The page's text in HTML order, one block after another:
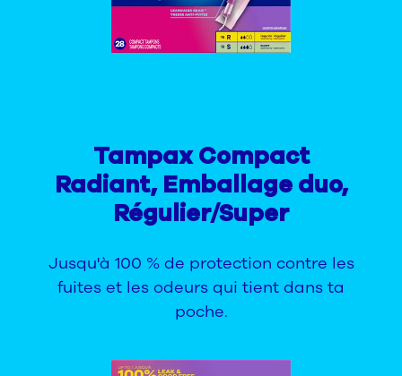
Tampax Compact
Radiant, Emballage duo,
Régulier/Super
Jusqu'à 100 % de protection contre les
fuites et les odeurs qui tient dans ta
poche.